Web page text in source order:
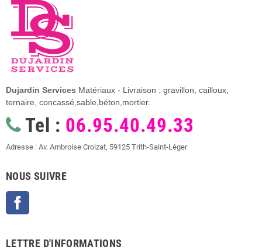
Dujardin Services Matériaux - Livraison : gravillon, cailloux,
ternaire, concassé,sable,béton,mortier.
Tel : 06.95.40.49.33
Adresse : Av. Ambroise Croizat, 59125 Trith-Saint-Léger
NOUS SUIVRE
LETTRE D'INFORMATIONS